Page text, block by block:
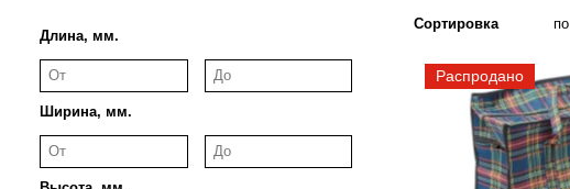
Длина, мм.
Ширина, мм.
Сортировка
Распродано